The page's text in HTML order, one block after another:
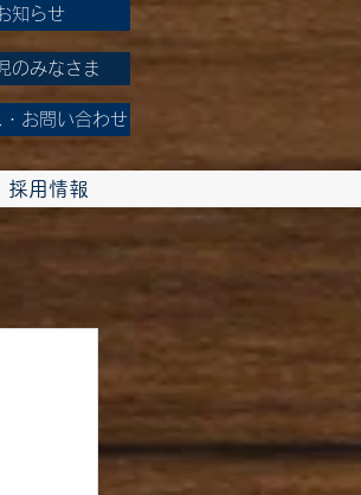
知らせ
のみなさま
お問い合わせ
採用情報